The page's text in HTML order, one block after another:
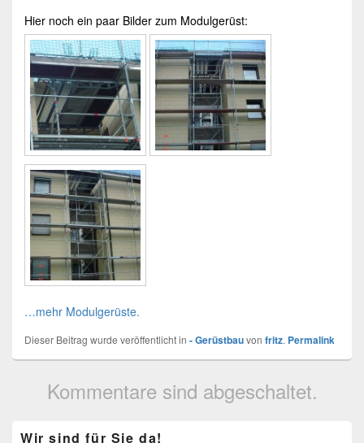
Hier noch ein paar Bilder zum Modulgerüst:
…mehr Modulgerüste.
Dieser Beitrag wurde veröffentlicht in - Gerüstbauvon fritz. Permalink
Kommentare sind abgeschaltet.
Wir sind für Sie da!